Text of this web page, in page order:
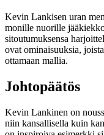
Kevin Lankisen uran
monille nuorille
sitoutumuksensa
ovat ominaisuuksia,
ottamaan mallia.
Johtopäätös
Kevin Lankinen on
niin kansallisella kuin